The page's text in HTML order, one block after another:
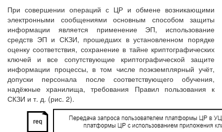
При совершении операций с ЦР и обмене возникающими
электронными сообщениями основным способом защиты
информации является применение ЭП, использование
средств ЭП и СКЗИ, прошедших в установленном порядке
оценку соответствия, сохранение в тайне криптографических
ключей и все сопутствующие криптографической защите
информации процессы, в том числе поэкземплярный учёт,
допуски персонала после соответствующего обучения,
надёжные хранилища, требования Правил пользования к
СКЗИ и т. д. (рис. 2).